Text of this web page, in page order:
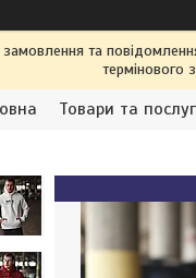
та
термінового
Товари та